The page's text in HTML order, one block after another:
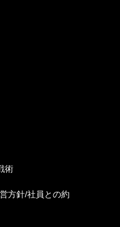
術
方針/社員との約